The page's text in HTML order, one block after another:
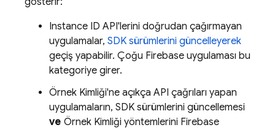
Instance ID API'lerini doğrudan çağırmayan
uygulamalar, SDK sürümlerini güncelleyerek
geçiş yapabilir. Çoğu Firebase uygulaması bu
kategoriye girer.
Örnek Kimliği'ne açıkça API çağrıları yapan
uygulamaların, SDK sürümlerini güncellemesi
ve Örnek Kimliği yöntemlerini Firebase